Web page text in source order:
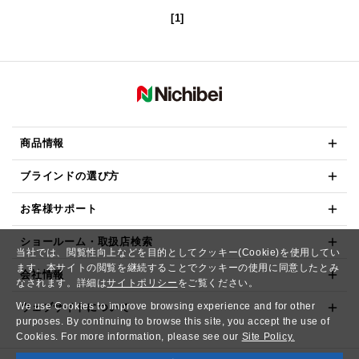
当社では、閲覧性向上などを目的としてクッキー(Cookie)を使用してい
ます。本サイトの閲覧を継続することでクッキーの使用に同意したとみ
なされます。詳細はサイトポリシー をご覧ください。
We use Cookies to improve browsing experience and for other
purposes. By continuing to browse this site, you accept the use of
Cookies. For more information, please see our Site Policy.
[1]
商品情報
ブラインドの選び方
お客様サポート
ショールーム・取扱店検索
会社情報
ウェブサイトについて